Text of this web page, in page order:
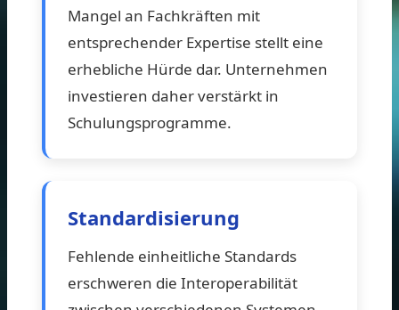
Mangel an Fachkräften mit
entsprechender Expertise stellt eine
erhebliche Hürde dar. Unternehmen
investieren daher verstärkt in
Schulungsprogramme.
Standardisierung
Fehlende einheitliche Standards
erschweren die Interoperabilität